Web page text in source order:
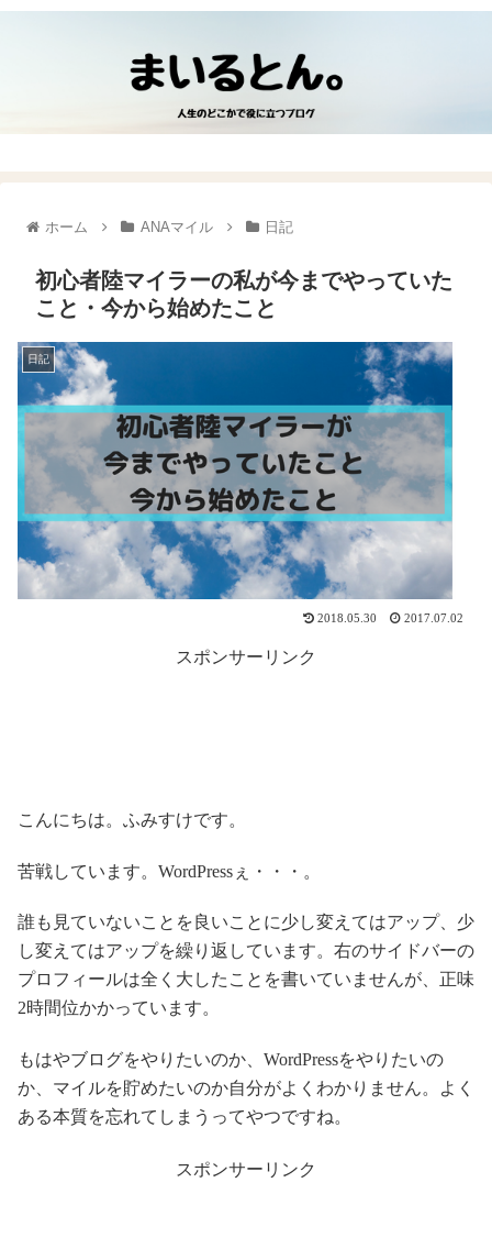
ホーム ANAマイル 日記
初心者陸マイラーの私が今までやっていた
こと・今から始めたこと
日記
2018.05.30 2017.07.02
スポンサーリンク
こんにちは。ふみすけです。
苦戦しています。WordPressぇ・・・。
誰も見ていないことを良いことに少し変えてはアップ、少
し変えてはアップを繰り返しています。右のサイドバーの
プロフィールは全く大したことを書いていませんが、正味
2時間位かかっています。
もはやブログをやりたいのか、WordPressをやりたいの
か、マイルを貯めたいのか自分がよくわかりません。よく
ある本質を忘れてしまうってやつですね。
スポンサーリンク